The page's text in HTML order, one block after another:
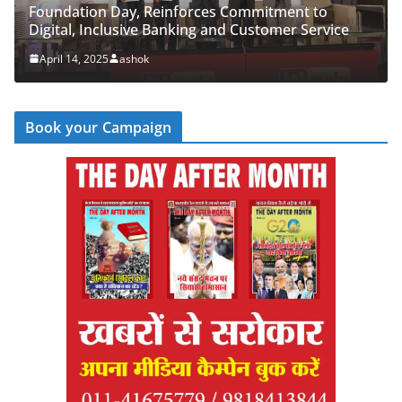
Day, Reinforces Commitment to
Inclusive Banking and Customer Service
14, 2025 ashok
PNB
‘Cyber
Book your Campaign